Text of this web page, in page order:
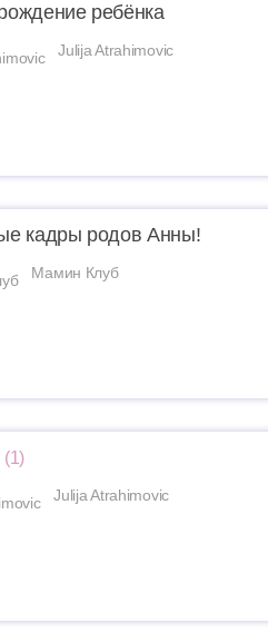
ребёнка
Julija Atrahimovic
кадры родов Анны!
Мамин Клуб
(1)
Julija Atrahimovic